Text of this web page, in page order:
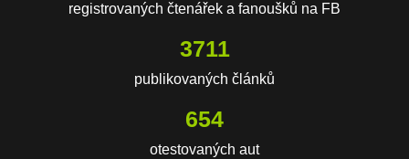
registrovaných čtenářek a fanoušků na FB
3711
publikovaných článků
654
otestovaných aut